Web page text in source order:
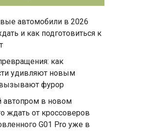
автомобили в 2026
и как подготовиться к
как
удивляют новым
фурор
автопром в новом
ждать от кроссоверов
G01 Pro уже в